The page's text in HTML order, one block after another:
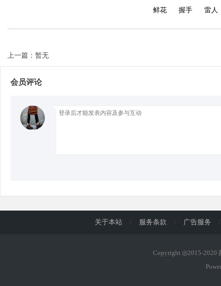
鲜花 握手 雷人
上一篇：暂无
会员评论
关于本站 / 服务条款 / 广告服务 /
Copyright ◎2015-2020